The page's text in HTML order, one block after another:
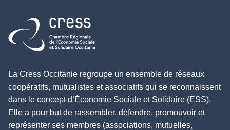
Retour à l'accueil
La Cress Occitanie regroupe un ensemble de réseaux
coopératifs, mutualistes et associatifs qui se reconnaissent
dans le concept d’Économie Sociale et Solidaire (ESS).
Elle a pour but de rassembler, défendre, promouvoir et
représenter ses membres (associations, mutuelles,